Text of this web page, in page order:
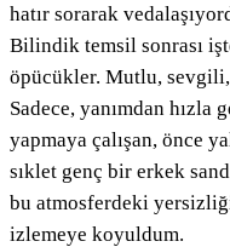
hatır sorarak
Bilindik temsil sonrası
öpücükler. Mutlu,
Sadece, yanımdan hızla
yapmaya çalışan, önce
sıklet genç bir erkek
bu atmosferdeki
izlemeye koyuldum.